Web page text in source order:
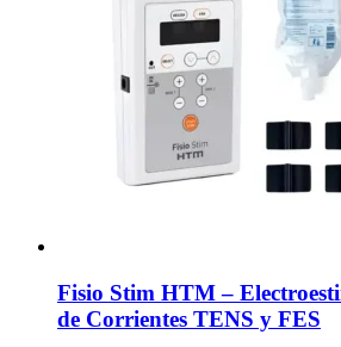
Fisio Stim HTM –
de Corrientes TENS y FES